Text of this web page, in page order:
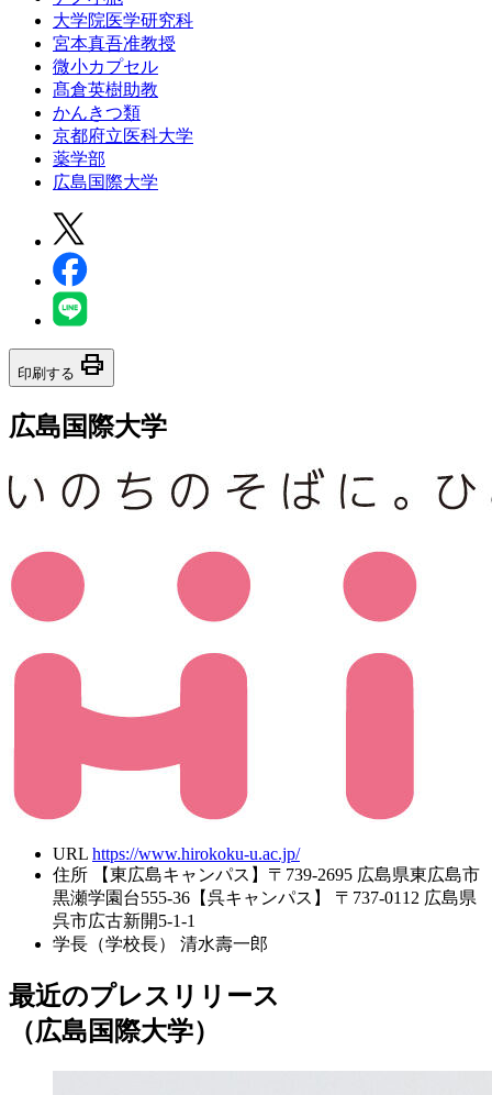
大学院医学研究科
宮本真吾准教授
微小カプセル
髙倉英樹助教
かんきつ類
京都府立医科大学
薬学部
広島国際大学
印刷する print
広島国際大学
URL https://www.hirokoku-u.ac.jp/
住所
【東広島キャンパス】〒739-2695 広島県東広島市
黒瀬学園台555-36【呉キャンパス】 〒737-0112 広島県
呉市広古新開5-1-1
学長（学校長）
清水壽一郎
最近のプレスリリース
（広島国際大学）